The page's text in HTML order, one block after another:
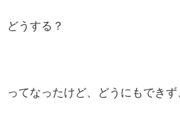
どうする？
ってなったけど、どうにもできず